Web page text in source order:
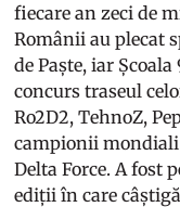
fiecare an zeci de
Românii au plecat
de Paște, iar
concurs traseul
Ro2D2, TehnoZ,
campionii mondiali
Delta Force. A fost
ediții în care